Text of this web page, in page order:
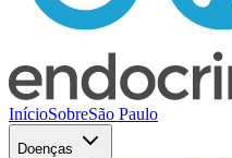
InícioSobreSão Paulo
Doenças